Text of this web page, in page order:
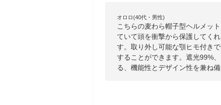
オロロ(40代・男性)
こちらの麦わら帽子型ヘルメッ
ていて頭を衝撃から保護してく
す。取り外し可能な顎ヒモ付き
することができます。遮光99%
る、機能性とデザイン性を兼ね